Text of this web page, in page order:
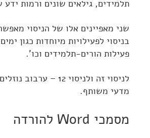
תלמידים, גילאים שונים ורמות ידע
שני מאפיינים אלו של הניסוי
בניסוי לפעילויות מיוחדות כגון
פעילות הורים-תלמידים וכו'.
לניסוי זה ולניסוי 12 –
מדעי משותף.
מסמכי Word להורדה